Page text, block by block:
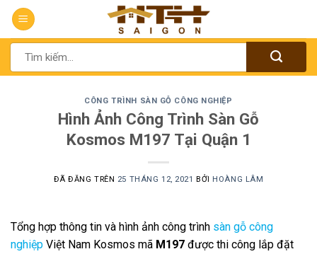
Chuyển
đến
nộiTìm
kiếm:
CÔNG TRÌNH SÀN GỖ CÔNG NGHIỆP
Hình Ảnh Công Trình Sàn Gỗ
Kosmos M197 Tại Quận 1
ĐÃ ĐĂNG TRÊN 25 THÁNG 12, 2021 BỞI HOÀNG LÂM
Tổng hợp thông tin và hình ảnh công trình sàn gỗ công
nghiệp Việt Nam Kosmos mã M197 được thi công lắp đặt